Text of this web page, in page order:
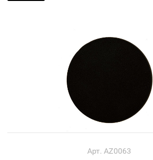
Арт. AZ0063